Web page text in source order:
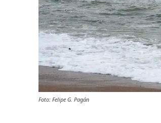
Foto: Felipe G. Pagán